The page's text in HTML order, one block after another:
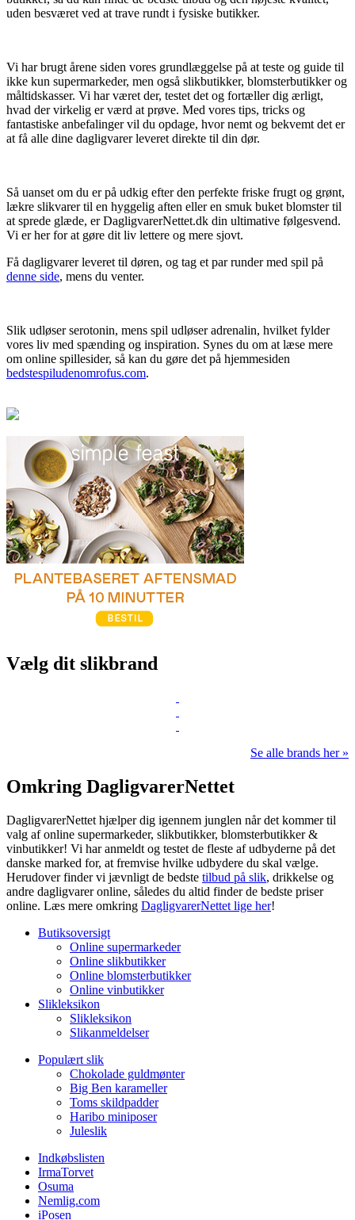
uden besværet ved at trave rundt i fysiske butikker.
Vi har brugt årene siden vores grundlæggelse på at teste og guide til
ikke kun supermarkeder, men også slikbutikker, blomsterbutikker og
måltidskasser. Vi har været der, testet det og fortæller dig ærligt,
hvad der virkelig er værd at prøve. Med vores tips, tricks og
fantastiske anbefalinger vil du opdage, hvor nemt og bekvemt det er
at få alle dine dagligvarer leveret direkte til din dør.
Så uanset om du er på udkig efter den perfekte friske frugt og grønt,
lækre slikvarer til en hyggelig aften eller en smuk buket blomster til
at sprede glæde, er DagligvarerNettet.dk din ultimative følgesvend.
Vi er her for at gøre dit liv lettere og mere sjovt.
Få dagligvarer leveret til døren, og tag et par runder med spil på
denne side, mens du venter.
Slik udløser serotonin, mens spil udløser adrenalin, hvilket fylder
vores liv med spænding og inspiration. Synes du om at læse mere
om online spillesider, så kan du gøre det på hjemmesiden
bedstespiludenomrofus.com.
Vælg dit slikbrand
Se alle brands her »
Omkring DagligvarerNettet
DagligvarerNettet hjælper dig igennem junglen når det kommer til
valg af online supermarkeder, slikbutikker, blomsterbutikker &
vinbutikker! Vi har anmeldt og testet de fleste af udbyderne på det
danske marked for, at fremvise hvilke udbydere du skal vælge.
Herudover finder vi jævnligt de bedste tilbud på slik, drikkelse og
andre dagligvarer online, således du altid finder de bedste priser
online. Læs mere omkring DagligvarerNettet lige her!
Butiksoversigt
Online supermarkeder
Online slikbutikker
Online blomsterbutikker
Online vinbutikker
Slikleksikon
Slikleksikon
Slikanmeldelser
Populært slik
Chokolade guldmønter
Big Ben karameller
Toms skildpadder
Haribo miniposer
Juleslik
Indkøbslisten
IrmaTorvet
Osuma
Nemlig.com
iPosen